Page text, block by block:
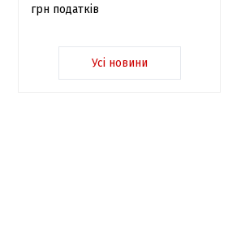
грн податків
Усі новини